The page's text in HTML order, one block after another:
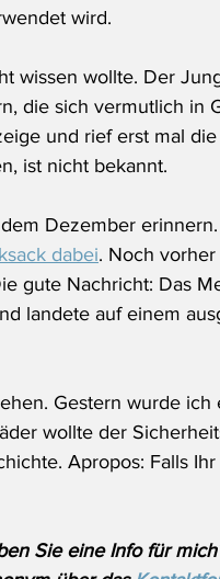
wird.
wissen wollte. Der
die sich vermutlich in
und rief erst mal
ist nicht bekannt.
Dezember
dabei. Noch
gute Nachricht: Das
landete auf einem
Gestern wurde
wollte der
Apropos: Falls
Sie eine Info für